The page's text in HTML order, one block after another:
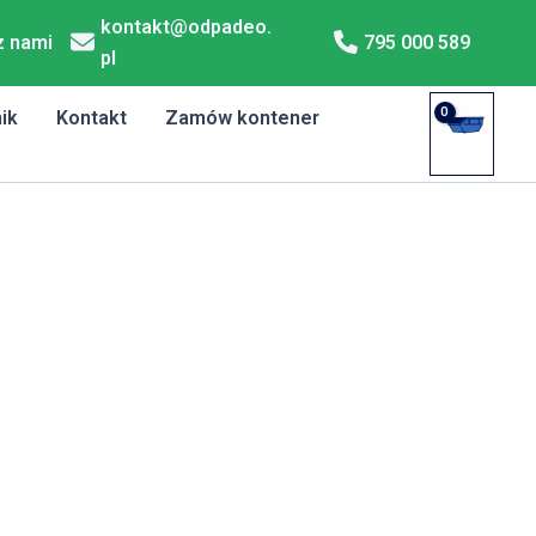
kontakt@odpadeo.
pl
nami 795 000 589
Kontakt Zamów kontener